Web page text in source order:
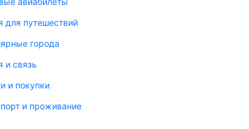
для путешествий
города
и связь
и покупки
и проживание